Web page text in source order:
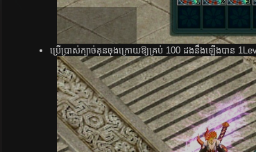
ប្រើ​ប្រាស់ក្បាច់​គុន​ចុង​ក្រោយ​​ឱ្យ​គ្រប់​ 100 ដង​នឹង​ឡើង​បាន​